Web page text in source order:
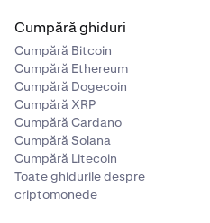
Cumpără ghiduri
Cumpără Bitcoin
Cumpără Ethereum
Cumpără Dogecoin
Cumpără XRP
Cumpără Cardano
Cumpără Solana
Cumpără Litecoin
Toate ghidurile despre
criptomonede